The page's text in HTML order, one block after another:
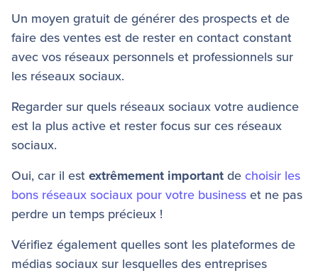
Un moyen gratuit de générer des prospects et de
faire des ventes est de rester en contact constant
avec vos réseaux personnels et professionnels sur
les réseaux sociaux.
Regarder sur quels réseaux sociaux votre audience
est la plus active et rester focus sur ces réseaux
sociaux.
Oui, car il est extrêmement important de choisir les
bons réseaux sociaux pour votre business et ne pas
perdre un temps précieux !
Vérifiez également quelles sont les plateformes de
médias sociaux sur lesquelles des entreprises